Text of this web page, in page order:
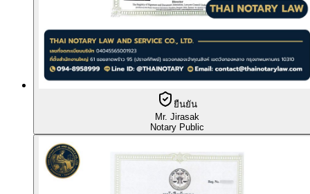
ยืนยัน
Mr. Jirasak
Notary Public